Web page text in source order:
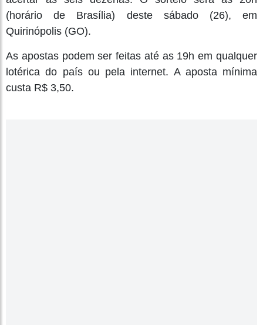
(horário de Brasília) deste sábado (26), em
Quirinópolis (GO).
As apostas podem ser feitas até as 19h em qualquer
lotérica do país ou pela internet. A aposta mínima
custa R$ 3,50.